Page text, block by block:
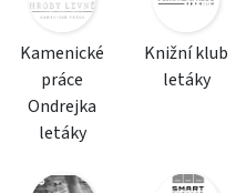
Kamenické
práce
Ondrejka
letáky
Knižní klub
letáky